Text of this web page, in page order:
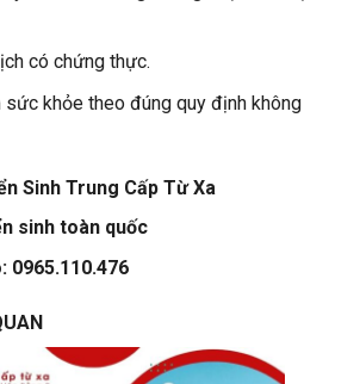
có chứng thực.
sức khỏe theo đúng quy định không
Sinh Trung Cấp Từ Xa
sinh toàn quốc
0965.110.476